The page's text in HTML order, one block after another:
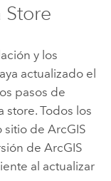
Store
y los
actualizado el
pasos de
store. Todos los
sitio de ArcGIS
de ArcGIS
al actualizar